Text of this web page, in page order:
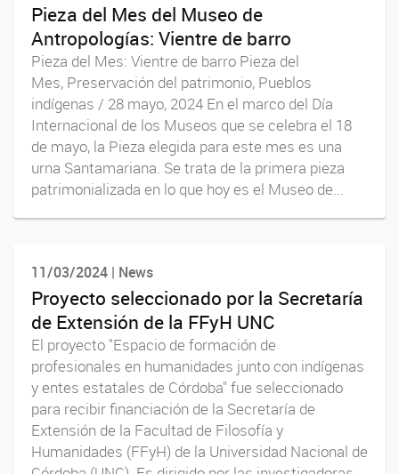
Pieza del Mes del Museo de
Antropologías: Vientre de barro
Pieza del Mes: Vientre de barro Pieza del
Mes, Preservación del patrimonio, Pueblos
indígenas / 28 mayo, 2024 En el marco del Día
Internacional de los Museos que se celebra el 18
de mayo, la Pieza elegida para este mes es una
urna Santamariana. Se trata de la primera pieza
patrimonializada en lo que hoy es el Museo de...
11/03/2024 | News
Proyecto seleccionado por la Secretaría
de Extensión de la FFyH UNC
El proyecto "Espacio de formación de
profesionales en humanidades junto con indígenas
y entes estatales de Córdoba" fue seleccionado
para recibir financiación de la Secretaría de
Extensión de la Facultad de Filosofía y
Humanidades (FFyH) de la Universidad Nacional de